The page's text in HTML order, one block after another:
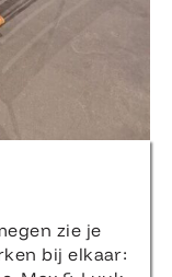
zie je
bij elkaar: